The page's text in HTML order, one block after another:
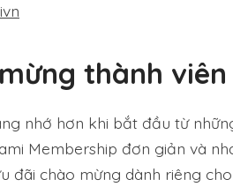
thành
nhớ hơn khi bắt đầu từ
Membership đơn giản và
đãi chào mừng dành riêng